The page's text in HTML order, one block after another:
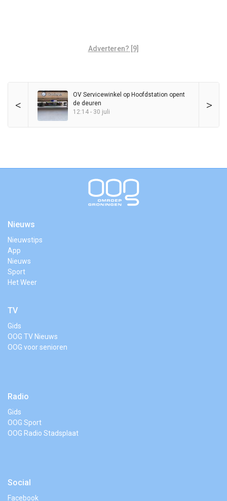
Adverteren? [9]
< >
OV Servicewinkel op Hoofdstation opent
de deuren
12:14 - 30 juli
Nieuws
Nieuwstips
App
Nieuws
Sport
Het Weer
TV
Gids
OOG TV Nieuws
OOG voor senioren
Radio
Gids
OOG Sport
OOG Radio Stadsplaat
Social
Facebook